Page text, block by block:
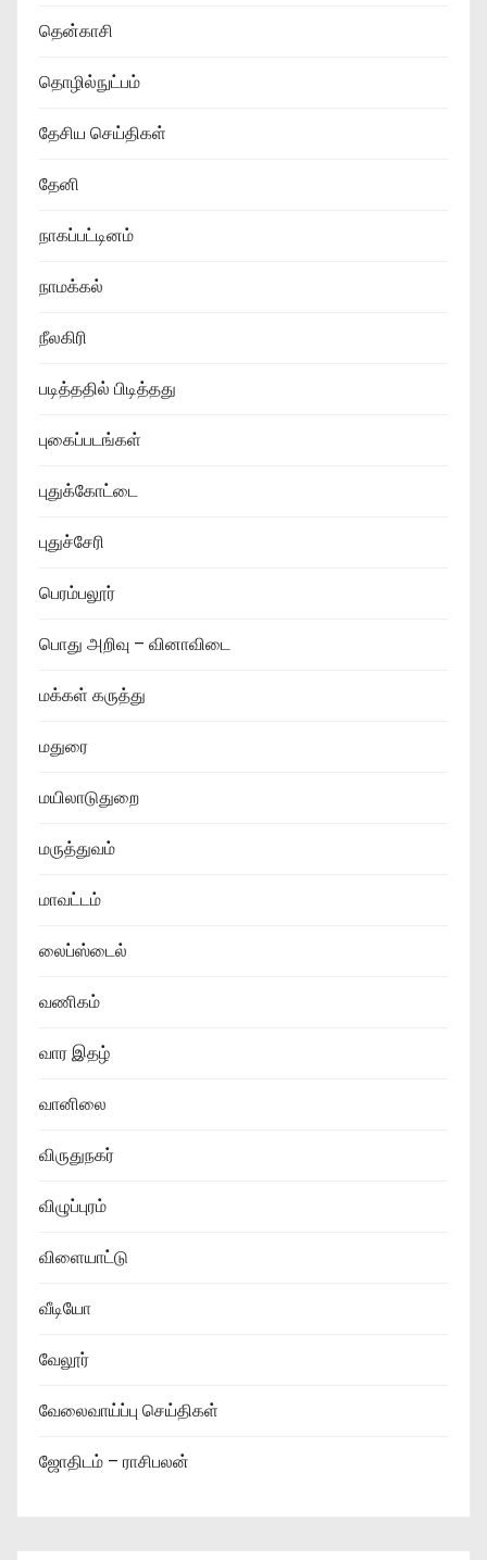
தென்காசி
தொழில்நுட்பம்
தேசிய செய்திகள்
தேனி
நாகப்பட்டினம்
நாமக்கல்
நீலகிரி
படித்ததில் பிடித்தது
புகைப்படங்கள்
புதுக்கோட்டை
புதுச்சேரி
பெரம்பலூர்
பொது அறிவு – வினாவிடை
மக்கள் கருத்து
மதுரை
மயிலாடுதுறை
மருத்துவம்
மாவட்டம்
லைப்ஸ்டைல்
வணிகம்
வார இதழ்
வானிலை
விருதுநகர்
விழுப்புரம்
விளையாட்டு
வீடியோ
வேலூர்
வேலைவாய்ப்பு செய்திகள்
ஜோதிடம் – ராசிபலன்